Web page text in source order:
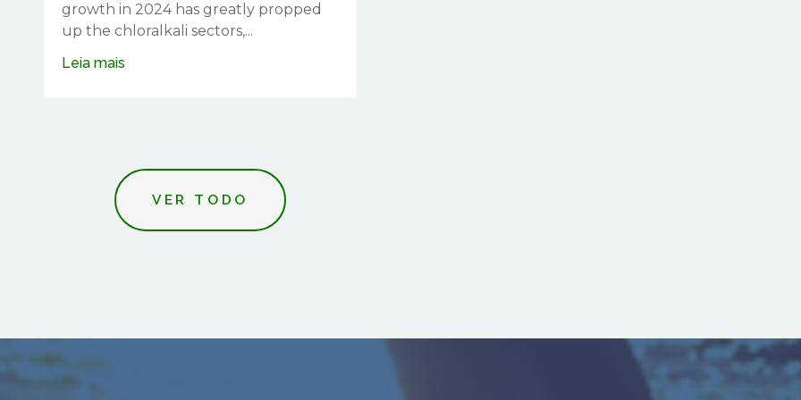
growth in 2024 has greatly propped
up the chloralkali sectors,...
Leia mais
VER TODO